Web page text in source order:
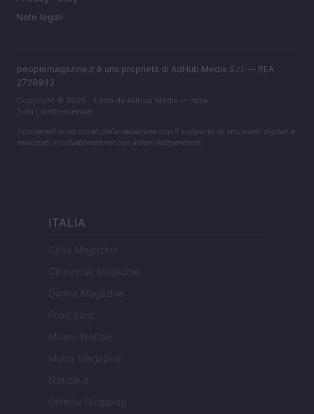
Note legali
peoplemagazine.it è una proprietà di AdHub Media S.r.l. — REA
2729933
Copyright © 2026 · Edito da AdHub Media — Italia
Tutti i diritti riservati
I contenuti sono curati dalla redazione con il supporto di strumenti digitali e
realizzati in collaborazione con autori indipendenti.
ITALIA
Casa Magazine
Cineverse Magazine
Donne Magazine
Food Blog
Milano Notizie
Motor Magazine
Notizie.it
Offerte Shopping